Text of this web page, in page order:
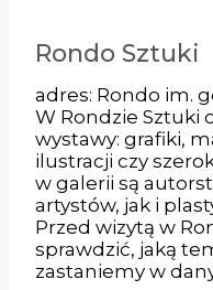
Rondo Sztuki
adres: Rondo im.
W Rondzie Sztuki
wystawy: grafiki,
ilustracji czy
w galerii są
artystów, jak i
Przed wizytą w
sprawdzić, jaką
zastaniemy w